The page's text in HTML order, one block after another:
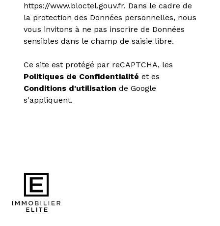
https://www.bloctel.gouv.fr. Dans le cadre de
la protection des Données personnelles, nous
vous invitons à ne pas inscrire de Données
sensibles dans le champ de saisie libre.
Ce site est protégé par reCAPTCHA, les
Politiques de Confidentialité et es
Conditions d'utilisation de Google
s'appliquent.